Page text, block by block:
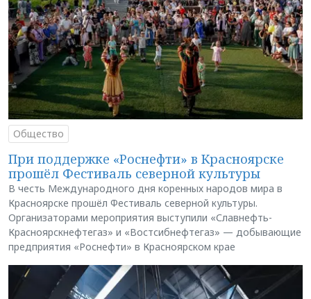
Общество
При поддержке «Роснефти» в Красноярске
прошёл Фестиваль северной культуры
В честь Международного дня коренных народов мира в
Красноярске прошёл Фестиваль северной культуры.
Организаторами мероприятия выступили «Славнефть-
Красноярскнефтегаз» и «Востсибнефтегаз» — добывающие
предприятия «Роснефти» в Красноярском крае